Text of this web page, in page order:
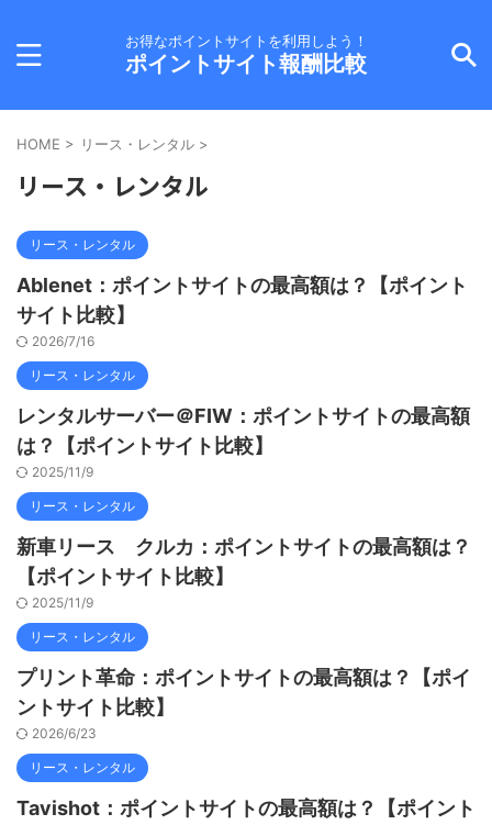
お得なポイントサイトを利用しよう！
ポイントサイト報酬比較
HOME > リース・レンタル >
リース・レンタル
リース・レンタル
Ablenet：ポイントサイトの最高額は？【ポイント
サイト比較】
2026/7/16
リース・レンタル
レンタルサーバー＠FIW：ポイントサイトの最高額
は？【ポイントサイト比較】
2025/11/9
リース・レンタル
新車リース クルカ：ポイントサイトの最高額は？
【ポイントサイト比較】
2025/11/9
リース・レンタル
プリント革命：ポイントサイトの最高額は？【ポイ
ントサイト比較】
2026/6/23
リース・レンタル
Tavishot：ポイントサイトの最高額は？【ポイント